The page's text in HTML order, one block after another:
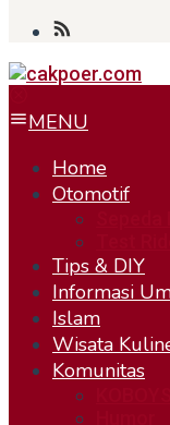
MENU
Home
Otomotif
Tips & DIY
Informasi
Islam
Wisata
Komunitas